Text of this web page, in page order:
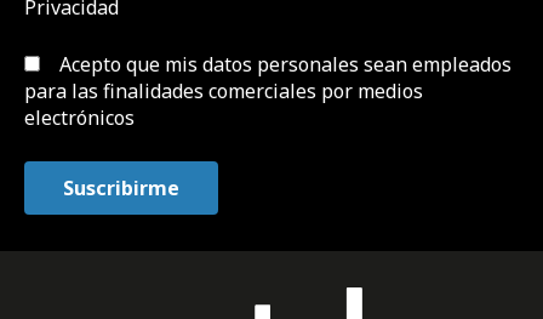
Privacidad
Acepto que mis datos personales sean empleados
para las finalidades comerciales por medios
electrónicos